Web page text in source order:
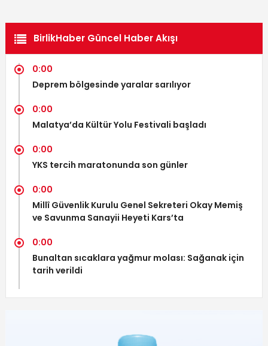
BirlikHaber Güncel Haber Akışı
0:00
Deprem bölgesinde yaralar sarılıyor
0:00
Malatya’da Kültür Yolu Festivali başladı
0:00
YKS tercih maratonunda son günler
0:00
Millî Güvenlik Kurulu Genel Sekreteri Okay Memiş
ve Savunma Sanayii Heyeti Kars’ta
0:00
Bunaltan sıcaklara yağmur molası: Sağanak için
tarih verildi